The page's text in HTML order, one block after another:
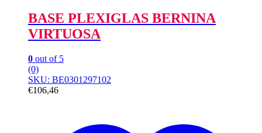
BASE PLEXIGLAS BERNINA
VIRTUOSA
0 out of 5
(0)
SKU: BE0301297102
€106,46